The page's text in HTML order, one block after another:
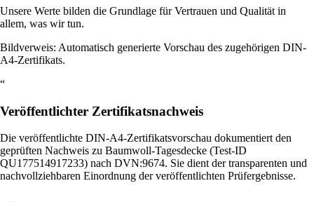
Unsere Werte bilden die Grundlage für Vertrauen und Qualität in
allem, was wir tun.
Bildverweis: Automatisch generierte Vorschau des zugehörigen DIN-
A4-Zertifikats.
“
Veröffentlichter Zertifikatsnachweis
Die veröffentlichte DIN-A4-Zertifikatsvorschau dokumentiert den
geprüften Nachweis zu Baumwoll-Tagesdecke (Test-ID
QU177514917233) nach DVN:9674. Sie dient der transparenten und
nachvollziehbaren Einordnung der veröffentlichten Prüfergebnisse.